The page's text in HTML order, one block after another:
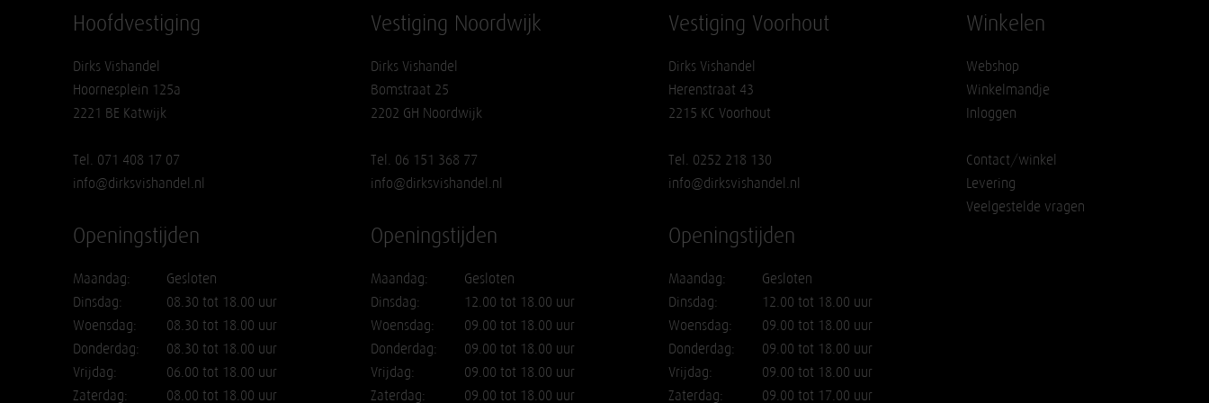
Hoofdvestiging
Dirks Vishandel
Hoornesplein 125a
2221 BE Katwijk
Tel. 071 408 17 07
info@dirksvishandel.nl
Openingstijden
Maandag:
Gesloten
Dinsdag:
08.30 tot 18.00 uur
Woensdag:
08.30 tot 18.00 uur
Donderdag:
08.30 tot 18.00 uur
Vrijdag:
06.00 tot 18.00 uur
Zaterdag:
08.00 tot 18.00 uur
Vestiging Noordwijk
Dirks Vishandel
Bomstraat 25
2202 GH Noordwijk
Tel. 06 151 368 77
info@dirksvishandel.nl
Openingstijden
Maandag:
Gesloten
Dinsdag:
12.00 tot 18.00 uur
Woensdag:
09.00 tot 18.00 uur
Donderdag:
09.00 tot 18.00 uur
Vrijdag:
09.00 tot 18.00 uur
Zaterdag:
09.00 tot 18.00 uur
Vestiging Voorhout
Dirks Vishandel
Herenstraat 43
2215 KC Voorhout
Tel. 0252 218 130
info@dirksvishandel.nl
Openingstijden
Maandag:
Gesloten
Dinsdag:
12.00 tot 18.00 uur
Woensdag:
09.00 tot 18.00 uur
Donderdag:
09.00 tot 18.00 uur
Vrijdag:
09.00 tot 18.00 uur
Zaterdag:
09.00 tot 17.00 uur
Winkelen
Webshop
Winkelmandje
Inloggen
Contact/winkel
Levering
Veelgestelde vragen